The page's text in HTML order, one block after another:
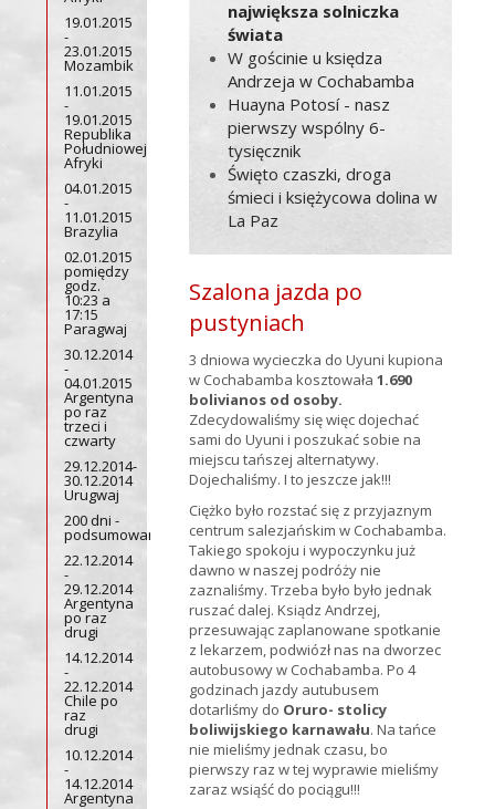
19.01.2015
-
23.01.2015
Mozambik
11.01.2015
-
19.01.2015
Republika
Południowej
Afryki
04.01.2015
-
11.01.2015
Brazylia
02.01.2015
pomiędzy
godz.
10:23 a
17:15
Paragwaj
30.12.2014
-
04.01.2015
Argentyna
po raz
trzeci i
czwarty
29.12.2014-
30.12.2014
Urugwaj
200 dni -
podsumowanie
22.12.2014
-
29.12.2014
Argentyna
po raz
drugi
14.12.2014
-
22.12.2014
Chile po
raz
drugi
10.12.2014
-
14.12.2014
Argentyna
największa solniczka
świata
W gościnie u księdza
Andrzeja w Cochabamba
Huayna Potosí - nasz
pierwszy wspólny 6-
tysięcznik
Święto czaszki, droga
śmieci i księżycowa dolina w
La Paz
Szalona jazda po
pustyniach
3 dniowa wycieczka do Uyuni kupiona
w Cochabamba kosztowała1.690
bolivianos od osoby.
Zdecydowaliśmy się więc dojechać
sami do Uyuni i poszukać sobie na
miejscu tańszej alternatywy.
Dojechaliśmy. I to jeszcze jak!!!
Ciężko było rozstać się z przyjaznym
centrum salezjańskim w Cochabamba.
Takiego spokoju i wypoczynku już
dawno w naszej podróży nie
zaznaliśmy. Trzeba było było jednak
ruszać dalej. Ksiądz Andrzej,
przesuwając zaplanowane spotkanie
z lekarzem, podwiózł nas na dworzec
autobusowy w Cochabamba. Po 4
godzinach jazdy autubusem
dotarliśmy do Oruro- stolicy
boliwijskiego karnawału. Na tańce
nie mieliśmy jednak czasu, bo
pierwszy raz w tej wyprawie mieliśmy
zaraz wsiąść do pociągu!!!